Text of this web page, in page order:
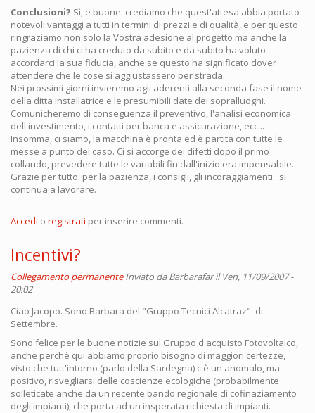
Conclusioni? Sì, e buone: crediamo che quest'attesa abbia portato
notevoli vantaggi a tutti in termini di prezzi e di qualità, e per questo
ringraziamo non solo la Vostra adesione al progetto ma anche la
pazienza di chi ci ha creduto da subito e da subito ha voluto
accordarci la sua fiducia, anche se questo ha significato dover
attendere che le cose si aggiustassero per strada.
Nei prossimi giorni invieremo agli aderenti alla seconda fase il nome
della ditta installatrice e le presumibili date dei sopralluoghi.
Comunicheremo di conseguenza il preventivo, l'analisi economica
dell'investimento, i contatti per banca e assicurazione, ecc...
Insomma, ci siamo, la macchina è pronta ed è partita con tutte le
messe a punto del caso. Ci si accorge dei difetti dopo il primo
collaudo, prevedere tutte le variabili fin dall'inizio era impensabile.
Grazie per tutto: per la pazienza, i consigli, gli incoraggiamenti.. si
continua a lavorare.
Accedi o registrati per inserire commenti.
Incentivi?
Collegamento permanente Inviato daBarbarafaril Ven, 11/09/2007 -
20:02
Ciao Jacopo. Sono Barbara del "Gruppo Tecnici Alcatraz" di
Settembre.
Sono felice per le buone notizie sul Gruppo d'acquisto Fotovoltaico,
anche perchè qui abbiamo proprio bisogno di maggiori certezze,
visto che tutt'intorno (parlo della Sardegna) c'è un anomalo, ma
positivo, risvegliarsi delle coscienze ecologiche (probabilmente
solleticate anche da un recente bando regionale di cofinaziamento
degli impianti), che porta ad un insperata richiesta di impianti.